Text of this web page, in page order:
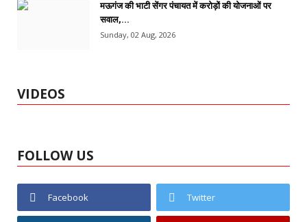
मऊगंज की भाटी सेंगर पंचायत में करोड़ों की योजनाओं पर
सवाल,...
Sunday, 02 Aug, 2026
VIDEOS
FOLLOW US
Facebook Twitter